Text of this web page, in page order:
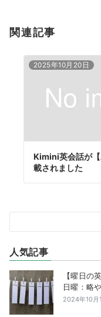
関連記事
2025年10月20日
Kimini英会話が
載されました
人気記事
【曜日の
日曜：略
2024年10月